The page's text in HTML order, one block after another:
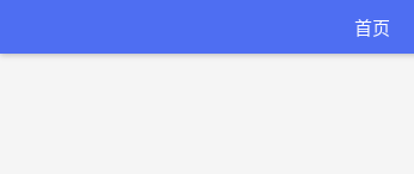
首页